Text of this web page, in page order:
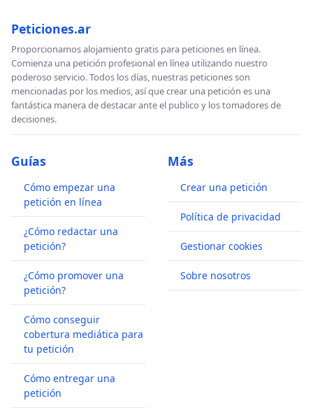
Peticiones.ar
Proporcionamos alojamiento gratis para peticiones en línea.
Comienza una petición profesional en línea utilizando nuestro
poderoso servicio. Todos los días, nuestras peticiones son
mencionadas por los medios, así que crear una petición es una
fantástica manera de destacar ante el publico y los tomadores de
decisiones.
Guías
Cómo empezar una
petición en línea
¿Cómo redactar una
petición?
¿Cómo promover una
petición?
Cómo conseguir
cobertura mediática para
tu petición
Cómo entregar una
petición
Más
Crear una petición
Política de privacidad
Gestionar cookies
Sobre nosotros